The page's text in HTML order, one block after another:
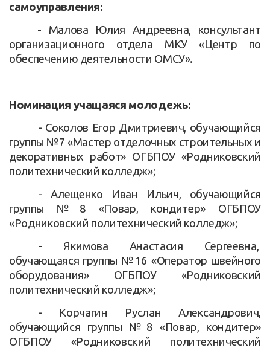
самоуправления:
- Малова Юлия Андреевна, консультант
организационного отдела МКУ «Центр по
обеспечению деятельности ОМСУ».
Номинация учащаяся молодежь:
- Соколов Егор Дмитриевич, обучающийся
группы №7 «Мастер отделочных строительных и
декоративных работ» ОГБПОУ «Родниковский
политехнический колледж»;
- Алещенко Иван Ильич, обучающийся
группы №8 «Повар, кондитер» ОГБПОУ
«Родниковский политехнический колледж»;
- Якимова Анастасия Сергеевна,
обучающаяся группы №16 «Оператор швейного
оборудования» ОГБПОУ «Родниковский
политехнический колледж»;
- Корчагин Руслан Александрович,
обучающийся группы №8 «Повар, кондитер»
ОГБПОУ «Родниковский политехнический